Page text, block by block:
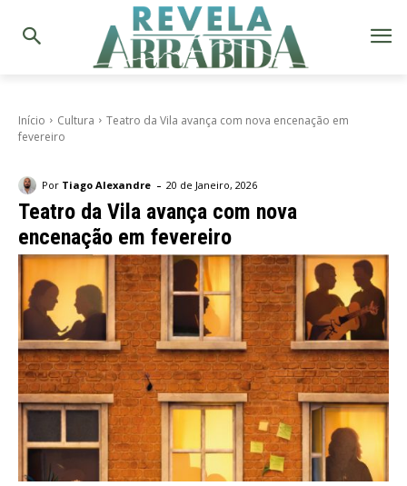
Início Cultura
Teatro da Vila avança com nova encenação em
fevereiro
Por Tiago Alexandre - 20 de Janeiro, 2026
Teatro da Vila avança com nova
encenação em fevereiro